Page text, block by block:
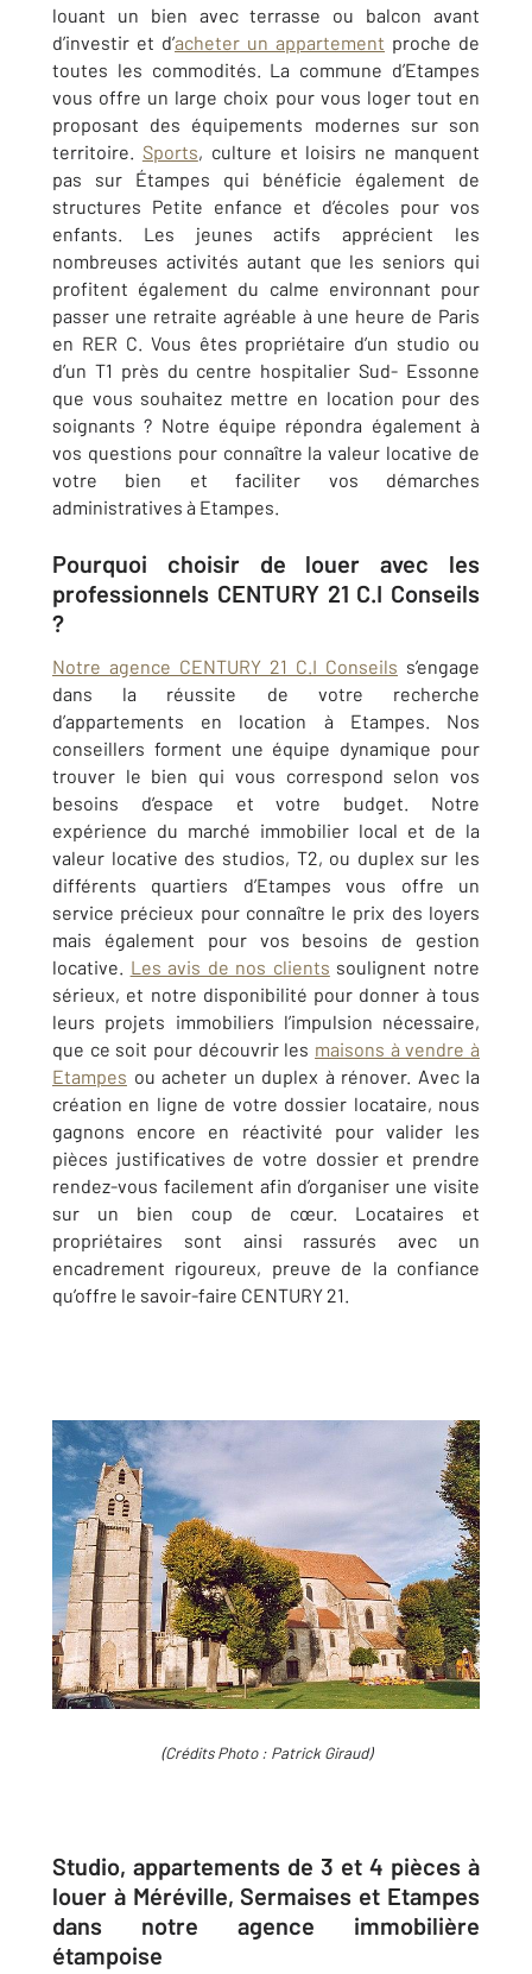
louant un bien avec terrasse ou balcon avant
d’investir et d’acheter un appartement proche de
toutes les commodités. La commune d’Etampes
vous offre un large choix pour vous loger tout en
proposant des équipements modernes sur son
territoire. Sports, culture et loisirs ne manquent
pas sur Étampes qui bénéficie également de
structures Petite enfance et d’écoles pour vos
enfants. Les jeunes actifs apprécient les
nombreuses activités autant que les seniors qui
profitent également du calme environnant pour
passer une retraite agréable à une heure de Paris
en RER C. Vous êtes propriétaire d’un studio ou
d’un T1 près du centre hospitalier Sud- Essonne
que vous souhaitez mettre en location pour des
soignants ? Notre équipe répondra également à
vos questions pour connaître la valeur locative de
votre bien et faciliter vos démarches
administratives à Etampes.
Pourquoi choisir de louer avec les
professionnels CENTURY 21 C.I Conseils
?
Notre agence CENTURY 21 C.I Conseils s’engage
dans la réussite de votre recherche
d’appartements en location à Etampes. Nos
conseillers forment une équipe dynamique pour
trouver le bien qui vous correspond selon vos
besoins d’espace et votre budget. Notre
expérience du marché immobilier local et de la
valeur locative des studios, T2, ou duplex sur les
différents quartiers d’Etampes vous offre un
service précieux pour connaître le prix des loyers
mais également pour vos besoins de gestion
locative. Les avis de nos clients soulignent notre
sérieux, et notre disponibilité pour donner à tous
leurs projets immobiliers l’impulsion nécessaire,
que ce soit pour découvrir les maisons à vendre à
Etampes ou acheter un duplex à rénover. Avec la
création en ligne de votre dossier locataire, nous
gagnons encore en réactivité pour valider les
pièces justificatives de votre dossier et prendre
rendez-vous facilement afin d’organiser une visite
sur un bien coup de cœur. Locataires et
propriétaires sont ainsi rassurés avec un
encadrement rigoureux, preuve de la confiance
qu’offre le savoir-faire CENTURY 21.
(Crédits Photo : Patrick Giraud)
Studio, appartements de 3 et 4 pièces à
louer à Méréville, Sermaises et Etampes
dans notre agence immobilière
étampoise